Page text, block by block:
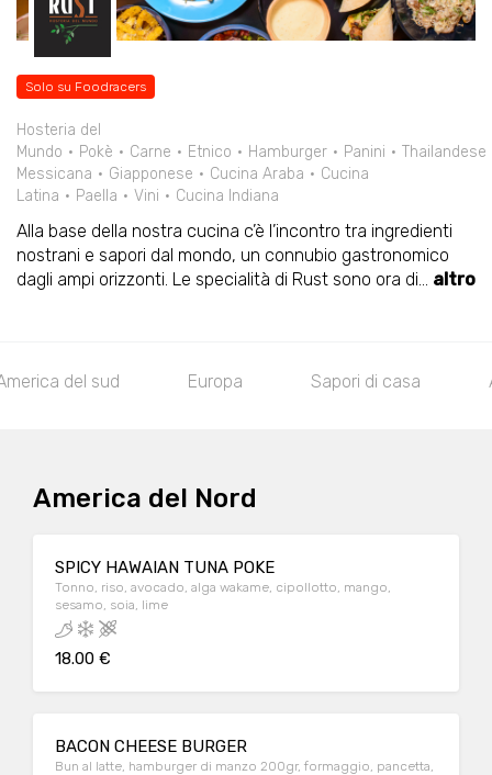
Solo su Foodracers
Hosteria del
Mundo
Pokè Carne Etnico Hamburger Panini
Thailandese
Messicana
Giapponese Cucina Araba
Cucina
Latina
Paella Vini Cucina Indiana
Alla base della nostra cucina c’è l’incontro tra ingredienti
nostrani e sapori dal mondo, un connubio gastronomico
dagli ampi orizzonti. Le specialità di Rust sono ora di... altro
del sud Europa Sapori di casa
America del Nord
SPICY HAWAIAN TUNA POKE
Tonno, riso, avocado, alga wakame, cipollotto, mango,
sesamo, soia, lime
18.00 €
BACON CHEESE BURGER
Bun al latte, hamburger di manzo 200gr, formaggio, pancetta,